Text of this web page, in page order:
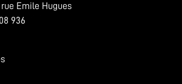
Emile Hugues
936